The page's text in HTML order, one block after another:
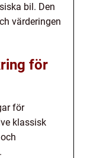
bil. Den
värderingen
för
för
klassisk